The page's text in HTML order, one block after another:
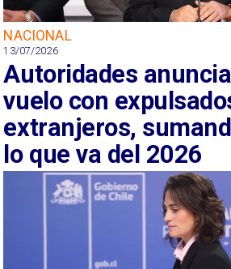
NACIONAL
13/07/2026
Autoridades
vuelo con
extranjeros,
lo que va del 2026